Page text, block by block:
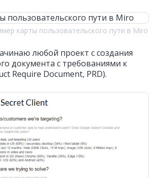
карты пользовательского пути в Miro
любой проект с создания
документа с требованиями к
Require Document, PRD).